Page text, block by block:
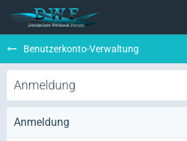
Benutzerkonto-Verwaltung
Anmeldung
Anmeldung